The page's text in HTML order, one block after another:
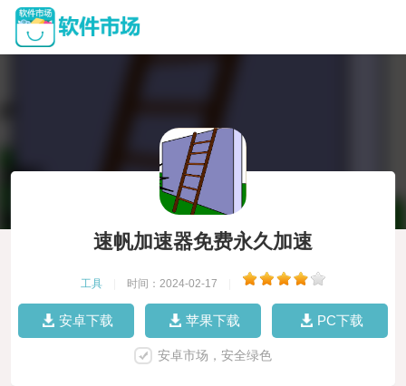
速帆加速器免费永久加速
工具 时间：2024-02-17
安卓下载 苹果下载 PC下载
安卓市场，安全绿色